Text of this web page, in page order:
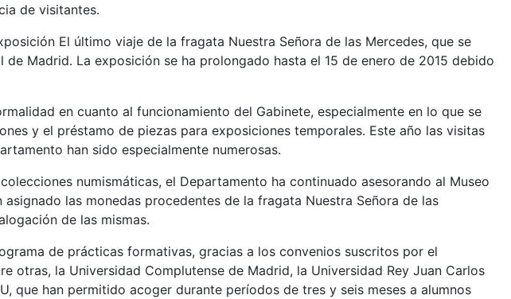
de visitantes.
El último viaje de la fragata Nuestra Señora de las Mercedes, que se
Madrid. La exposición se ha prolongado hasta el 15 de enero de 2015 debido
en cuanto al funcionamiento del Gabinete, especialmente en lo que se
y el préstamo de piezas para exposiciones temporales. Este año las visitas
han sido especialmente numerosas.
numismáticas, el Departamento ha continuado asesorando al Museo
las monedas procedentes de la fragata Nuestra Señora de las
de las mismas.
de prácticas formativas, gracias a los convenios suscritos por el
otras, la Universidad Complutense de Madrid, la Universidad Rey Juan Carlos
que han permitido acoger durante períodos de tres y seis meses a alumnos